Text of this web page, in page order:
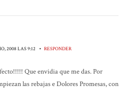
2008 LAS 9:12 • RESPONDER
Que envidia que me das. Por
las rebajas e Dolores Promesas, con